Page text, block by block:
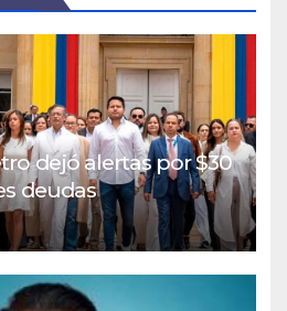
dejó alertas por $30
deudas